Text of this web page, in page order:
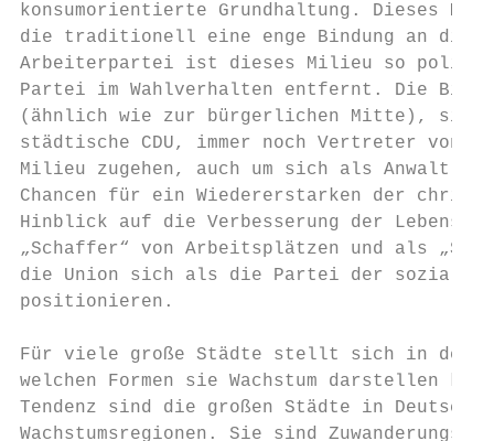
konsumorientierte Grundhaltung. Dieses
die traditionell eine enge Bindung an die
Arbeiterpartei ist dieses Milieu so
Partei im Wahlverhalten entfernt. Die
(ähnlich wie zur bürgerlichen Mitte), sind
städtische CDU, immer noch Vertreter von
Milieu zugehen, auch um sich als Anwalt
Chancen für ein Wiedererstarken der
Hinblick auf die Verbesserung der
„Schaffer“ von Arbeitsplätzen und als
die Union sich als die Partei der sozialen
positionieren.
Für viele große Städte stellt sich in den
welchen Formen sie Wachstum darstellen
Tendenz sind die großen Städte in
Wachstumsregionen. Sie sind